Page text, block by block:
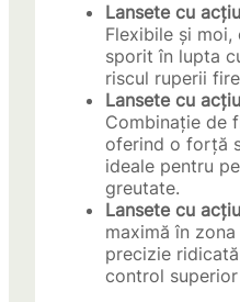
Lansete cu
Flexibile și
sporit în lupta
riscul ruperii
Lansete cu
Combinație de
oferind o forță
ideale pentru
greutate.
Lansete cu
maximă în
precizie
control